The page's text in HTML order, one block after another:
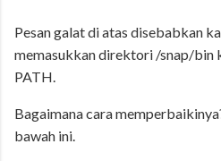
Pesan galat di atas disebabkan
memasukkan direktori /snap/bin
PATH.
Bagaimana cara
bawah ini.